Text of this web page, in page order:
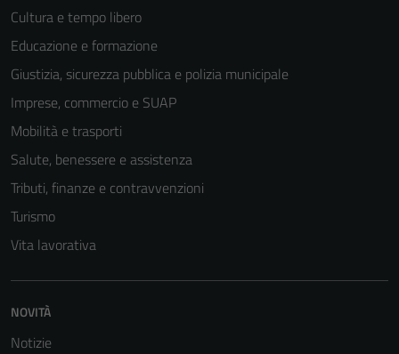
Cultura e tempo libero
Educazione e formazione
Giustizia, sicurezza pubblica e polizia municipale
Imprese, commercio e SUAP
Mobilità e trasporti
Salute, benessere e assistenza
Tributi, finanze e contravvenzioni
Turismo
Vita lavorativa
NOVITÀ
Notizie